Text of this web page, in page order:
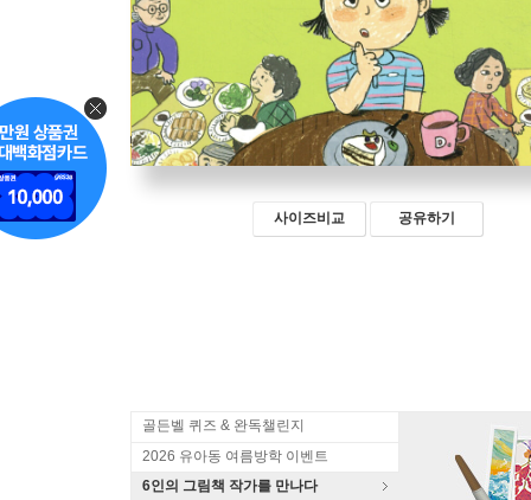
사이즈비교 공유하기
골든벨 퀴즈 & 완독챌린지
2026 유아동 여름방학 이벤트
6인의 그림책 작가를 만나다